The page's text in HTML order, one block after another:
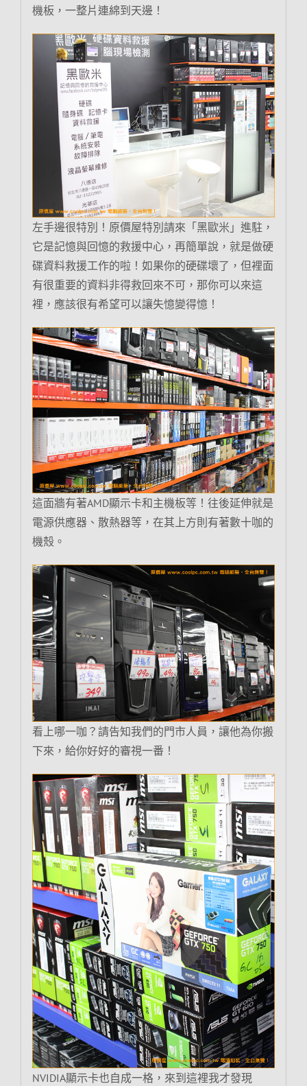
機板，一整片連綿到天邊！
左手邊很特別！原價屋特別請來「黑歐米」進駐，
它是記憶與回憶的救援中心，再簡單說，就是做硬
碟資料救援工作的啦！如果你的硬碟壞了，但裡面
有很重要的資料非得救回來不可，那你可以來這
裡，應該很有希望可以讓失憶變得憶！
這面牆有著AMD顯示卡和主機板等！往後延伸就是
電源供應器、散熱器等，在其上方則有著數十咖的
機殼。
看上哪一咖？請告知我們的門市人員，讓他為你搬
下來，給你好好的審視一番！
NVIDIA顯示卡也自成一格，來到這裡我才發現